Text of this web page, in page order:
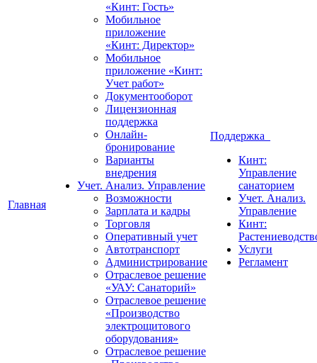
Главная
«Кинт: Гость»
Мобильное
приложение
«Кинт: Директор»
Мобильное
приложение «Кинт:
Учет работ»
Документооборот
Лицензионная
поддержка
Онлайн-
бронирование
Варианты
внедрения
Учет. Анализ. Управление
Возможности
Зарплата и кадры
Торговля
Оперативный учет
Автотранспорт
Администрирование
Отраслевое решение
«УАУ: Санаторий»
Отраслевое решение
«Производство
электрощитового
оборудования»
Отраслевое решение
Поддержка
Кинт:
Управление
санаторием
Учет. Анализ.
Управление
Кинт:
Услуги
Регламент